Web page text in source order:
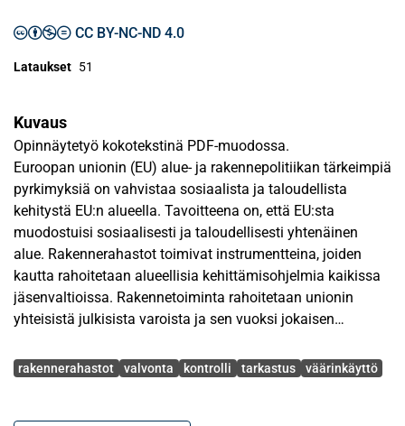
CC BY-NC-ND 4.0
Lataukset 51
Kuvaus
Opinnäytetyö kokotekstinä PDF-muodossa.
Euroopan unionin (EU) alue- ja rakennepolitiikan tärkeimpiä
pyrkimyksiä on vahvistaa sosiaalista ja taloudellista
kehitystä EU:n alueella. Tavoitteena on, että EU:sta
muodostuisi sosiaalisesti ja taloudellisesti yhtenäinen
alue. Rakennerahastot toimivat instrumentteina, joiden
kautta rahoitetaan alueellisia kehittämisohjelmia kaikissa
jäsenvaltioissa. Rakennetoiminta rahoitetaan unionin
yhteisistä julkisista varoista ja sen vuoksi jokaisen
ja tarkoituksenmukaista.
Avainsanat
rakennerahastot valvonta kontrolli tarkastus väärinkäyttö